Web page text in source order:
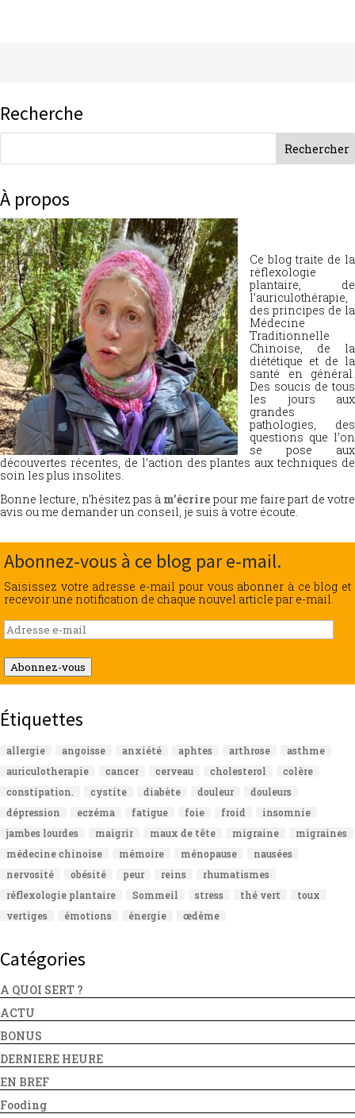
Recherche
À propos
Ce blog traite de la
réflexologie
plantaire, de
l’auriculothérapie,
des principes de la
Médecine
Traditionnelle
Chinoise, de la
diététique et de la
santé en général.
Des soucis de tous
les jours aux
grandes
pathologies, des
questions que l’on
se pose aux
découvertes récentes, de l’action des plantes aux techniques de
soin les plus insolites.
Bonne lecture, n’hésitez pas à m’écrire pour me faire part de votre
avis ou me demander un conseil, je suis à votre écoute.
Abonnez-vous à ce blog par e-mail.
Saisissez votre adresse e-mail pour vous abonner à ce blog et
recevoir une notification de chaque nouvel article par e-mail.
Adresse
e-
mail
Abonnez-vous
Étiquettes
allergie angoisse anxiété aphtes arthrose
asthme
auriculotherapie
cancer cerveau cholesterol
colère
constipation.
cystite diabète douleur
douleurs
dépression
eczéma fatigue foie froid
insomnie
jambes lourdes
maigrir maux de tête migraine
migraines
médecine chinoise
mémoire ménopause
nausées
nervosité
obésité peur reins
rhumatismes
réflexologie plantaire
Sommeil stress thé vert
toux
vertiges
émotions énergie œdème
Catégories
A QUOI SERT ?
ACTU
BONUS
DERNIERE HEURE
EN BREF
Fooding